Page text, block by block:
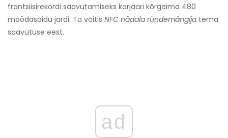
frantsiisirekordi saavutamiseks karjääri kõrgeima 480
möödasõidu jardi. Ta võitis NFC nädala ründemängija tema
saavutuse eest.
ad